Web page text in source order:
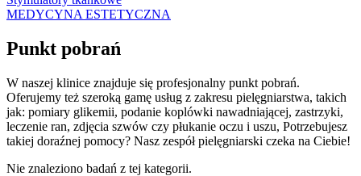
MEDYCYNA ESTETYCZNA
Punkt pobrań
W naszej klinice znajduje się profesjonalny punkt pobrań.
Oferujemy też szeroką gamę usług z zakresu pielęgniarstwa, takich
jak: pomiary glikemii, podanie koplówki nawadniającej, zastrzyki,
leczenie ran, zdjęcia szwów czy płukanie oczu i uszu, Potrzebujesz
takiej doraźnej pomocy? Nasz zespół pielęgniarski czeka na Ciebie!
Nie znaleziono badań z tej kategorii.